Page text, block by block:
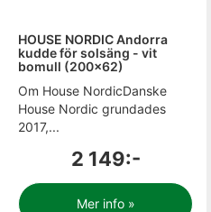
HOUSE NORDIC Andorra
kudde för solsäng - vit
bomull (200x62)
Om House NordicDanske
House Nordic grundades
2017,...
2 149:-
Mer info »